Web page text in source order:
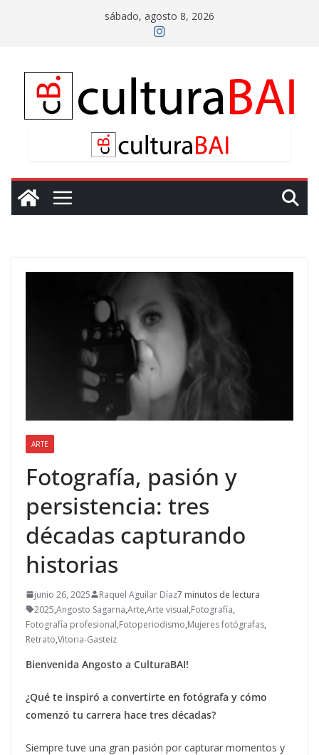
sábado, agosto 8, 2026
ARTE
Fotografía, pasión y
persistencia: tres
décadas capturando
historias
junio 26, 2025 Raquel Aguilar Díaz7 minutos de lectura
2025,Angosto Sagarna,Arte,Arte visual,Fotografía,
Fotografía profesional,Fotoperiodismo,Mujeres fotógrafas,
Retrato,Vitoria-Gasteiz
Bienvenida Angosto a CulturaBAI!
¿Qué te inspiró a convertirte en fotógrafa y cómo
comenzó tu carrera hace tres décadas?
Siempre tuve una gran pasión por capturar momentos y